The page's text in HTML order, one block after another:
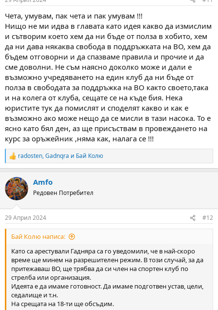
s
Чета, умувам, пак чета и пак умувам !!!
Нищо не ми идва в главата като идея какво да измислим
и сътворим което хем да ни бъде от полза в хобито, хем
да ни дава някаква свобода в поддръжката на ВО, хем да
бъдем отговорни и да спазваме правила и прочие и да
сме доволни. Не съм наясно доколко може и дали е
възможно учредяването на един клуб да ни бъде от
полза в свободата за поддръжка на ВО както своето,така
и на колега от клуба, сещате се на къде бия. Нека
юристите тук да помислят и споделят какво и как е
възможно ако може нещо да се мисли в тази насока. То е
ясно като бял ден, аз ще присъствам в провеждането на
курс за оръжейник ,няма как, налага се !!!
R
e
c
t
i
s
:
radosten,Gadnqra и Бай Колю
Amfo
Редовен Потребител
29 Април 2024 #12
Бай Колю написа:
Като са арестували Гадняра са го уведомили, че в най-скоро
време ще минем на разрешителен режим. В този случай, за да
притежаваш ВО, ще трябва да си член на спортен клуб по
стрелба или организация.
Идеята е да имаме готовност. Да имаме подготвен устав, цели,
седалище и т.н.
На срещата на 18-ти ще обсъдим.